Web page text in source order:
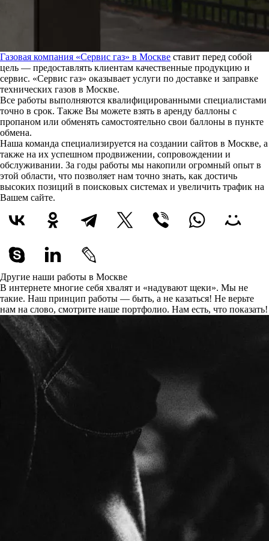
Газовая компания «Сервис газ» в Москве ставит перед собой
цель — предоставлять клиентам качественные продукцию и
сервис. «Сервис газ» оказывает услуги по доставке и заправке
технических газов в Москве.
Все работы выполняются квалифицированными специалистами
точно в срок. Также Вы можете взять в аренду баллоны с
пропаном или обменять самостоятельно свои баллоны в пункте
обмена.
Наша команда специализируется на создании сайтов в Москве, а
также на их успешном продвижении, сопровождении и
обслуживании. За годы работы мы накопили огромный опыт в
этой области, что позволяет нам точно знать, как достичь
высоких позиций в поисковых системах и увеличить трафик на
Вашем сайте.
Другие наши работы в Москве
В интернете многие себя хвалят и «надувают щеки». Мы не
такие. Наш принцип работы — быть, а не казаться! Не верьте
нам на слово, смотрите наше портфолио. Нам есть, что показать!